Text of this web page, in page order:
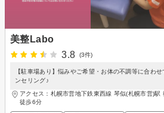
美整Labo
3.8
(3件)
【駐車場あり】悩みやご希望・お体の不調等に合わ
ンセリング♪
アクセス：札幌市営地下鉄東西線 琴似(札幌市営)駅
徒歩6分